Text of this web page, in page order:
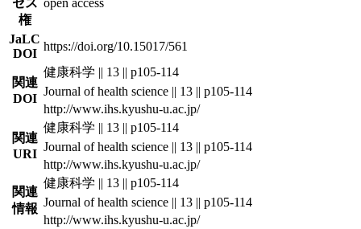
権
JaLC
DOI
https://doi.org/10.15017/561
関連
DOI
健康科学 || 13 || p105-114
Journal of health science || 13 || p105-114
http://www.ihs.kyushu-u.ac.jp/
関連
URI
健康科学 || 13 || p105-114
Journal of health science || 13 || p105-114
http://www.ihs.kyushu-u.ac.jp/
関連
情報
健康科学 || 13 || p105-114
Journal of health science || 13 || p105-114
http://www.ihs.kyushu-u.ac.jp/